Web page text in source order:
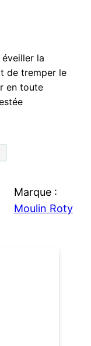
la
de tremper le
en toute
Marque :
Moulin Roty